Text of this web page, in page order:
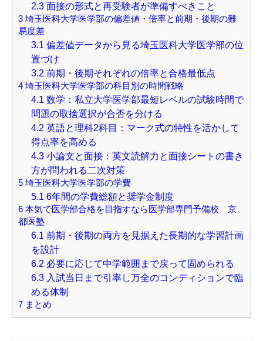
2.3面接の形式と再受験者が準備すべきこと
3 埼玉医科大学医学部の偏差値・倍率と前期・後期の難
易度差
3.1 偏差値データから見る埼玉医科大学医学部の位
置づけ
3.2 前期・後期それぞれの倍率と合格最低点
4 埼玉医科大学医学部の科目別の時間戦略
4.1 数学：私立大学医学部最短レベルの試験時間で
問題の取捨選択が合否を分ける
4.2 英語と理科2科目：マーク式の特性を活かして
得点率を高める
4.3小論文と面接：英文読解力と面接シートの書き
方が問われる二次対策
5 埼玉医科大学医学部の学費
5.1 6年間の学費総額と奨学金制度
6 本気で医学部合格を目指すなら医学部専門予備校 京
都医塾
6.1 前期・後期の両方を見据えた長期的な学習計画
を設計
6.2 必要に応じて中学範囲まで戻って固められる
6.3入試当日まで引率し万全のコンディションで臨
める体制
7 まとめ